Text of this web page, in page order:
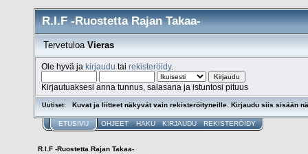
R.I.F -Ruostetta Rajan Takaa-
Tervetuloa Vieras
Ole hyvä jakirjaudu tairekisteröidy.
Kirjautuaksesi anna tunnus, salasana ja istuntosi pituus
Uutiset: Kuvat ja liitteet näkyvät vain rekisteröityneille. Kirjaudu siis sisään
ETUSIVU OHJEET HAKU KIRJAUDU REKISTERÖIDY
R.I.F -Ruostetta Rajan Takaa-